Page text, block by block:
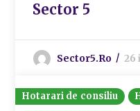
Sector 5
Sector5.ro 26
Hotarari de consiliu